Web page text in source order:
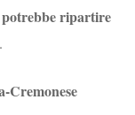
potrebbe ripartire
.
Cremonese